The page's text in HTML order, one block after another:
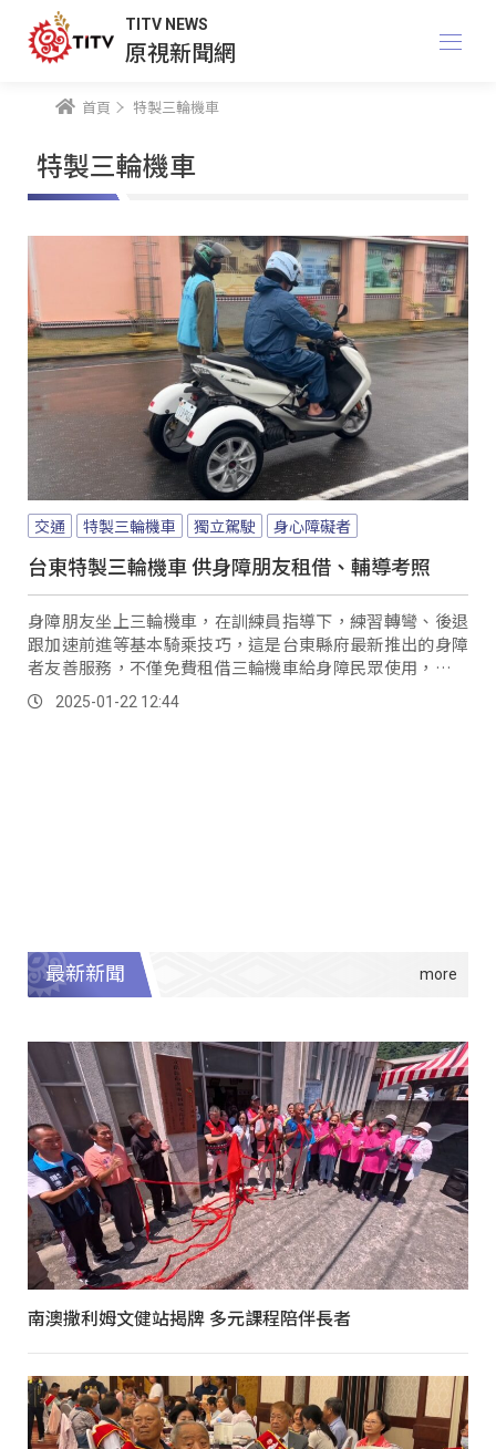
TITV NEWS
原視新聞網
首頁 特製三輪機車
特製三輪機車
交通 特製三輪機車 獨立駕駛 身心障礙者
台東特製三輪機車 供身障朋友租借、輔導考照
身障朋友坐上三輪機車，在訓練員指導下，練習轉彎、後退
跟加速前進等基本騎乘技巧，這是台東縣府最新推出的身障
者友善服務，不僅免費租借三輪機車給身障民眾使用，還安
排專人全程陪伴輔導，希望協助身障朋友考取機車駕照，增
強行動能力與自信。
2025-01-22 12:44
最新新聞
南澳撒利姆文健站揭牌 多元課程陪伴長者